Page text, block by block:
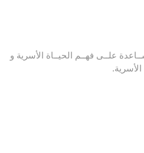
علــى فهــم الحيــاة الأسرية و